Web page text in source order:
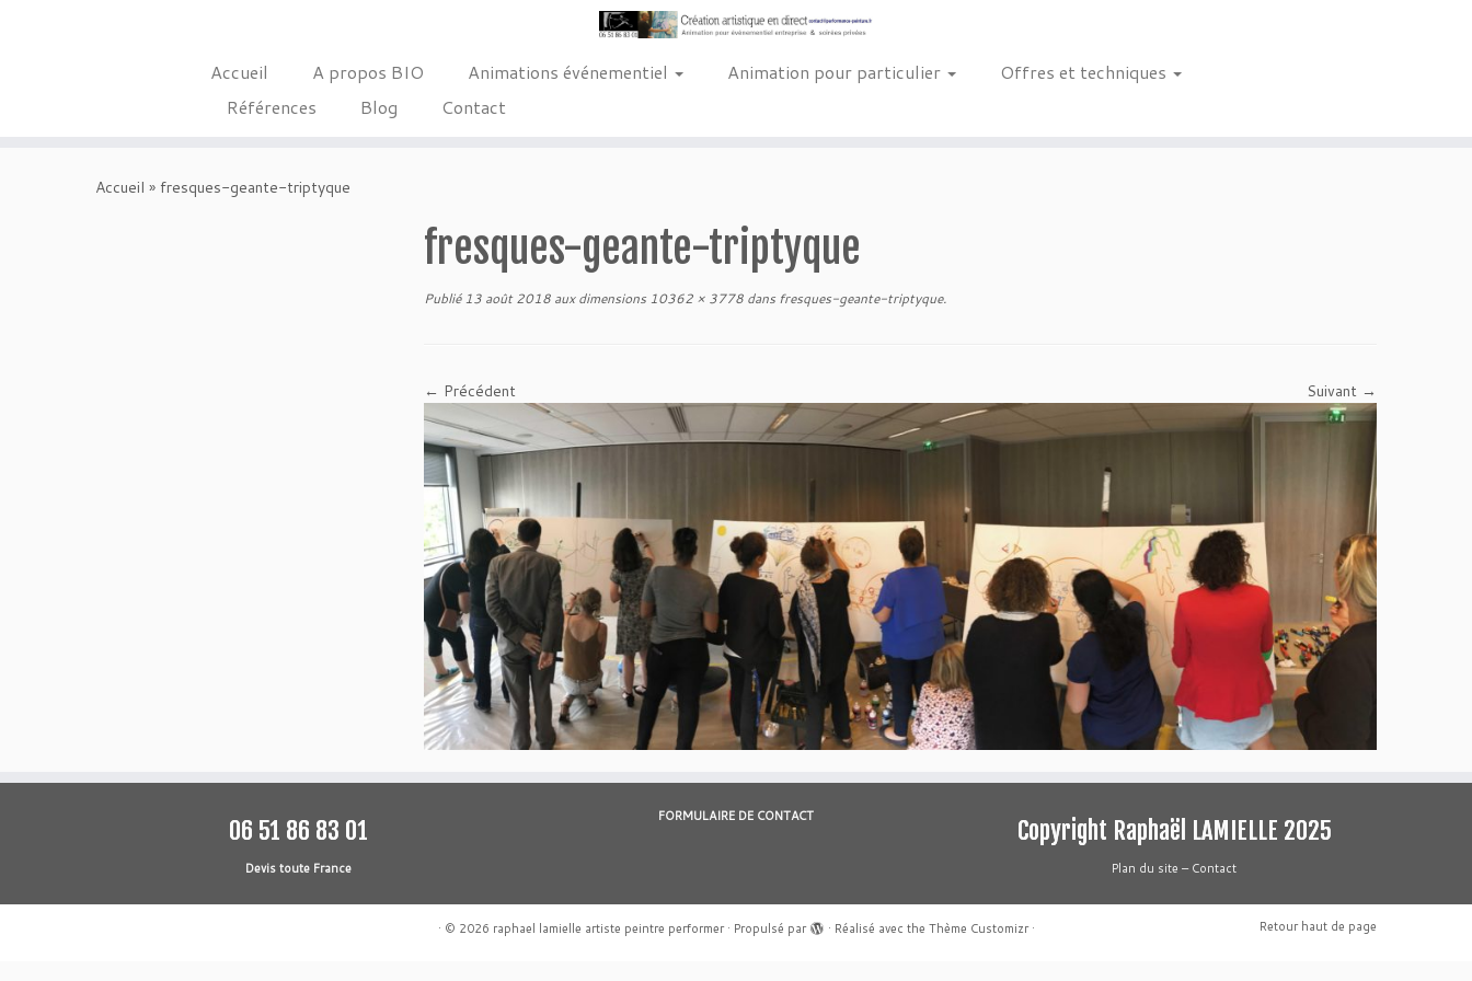
Accueil A propos BIO Animations événementiel Animation pour particulier
Offres et techniques
Références
Blog Contact
Accueil » fresques-geante-triptyque
fresques-geante-triptyque
Publié 13 août 2018 aux dimensions 10362 × 3778 dans fresques-geante-triptyque.
← Précédent Suivant →
06 51 86 83 01
Devis toute France
FORMULAIRE DE CONTACT Copyright Raphaël LAMIELLE 2025
Plan du site –Contact
· © 2026 raphael lamielle artiste peintre performer· Propulsé par · Réalisé avec the Thème Customizr· Retour haut de page